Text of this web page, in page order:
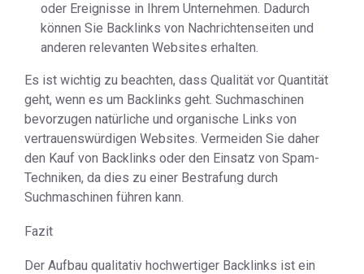
oder Ereignisse in Ihrem Unternehmen. Dadurch
können Sie Backlinks von Nachrichtenseiten und
anderen relevanten Websites erhalten.
Es ist wichtig zu beachten, dass Qualität vor Quantität
geht, wenn es um Backlinks geht. Suchmaschinen
bevorzugen natürliche und organische Links von
vertrauenswürdigen Websites. Vermeiden Sie daher
den Kauf von Backlinks oder den Einsatz von Spam-
Techniken, da dies zu einer Bestrafung durch
Suchmaschinen führen kann.
Fazit
Der Aufbau qualitativ hochwertiger Backlinks ist ein